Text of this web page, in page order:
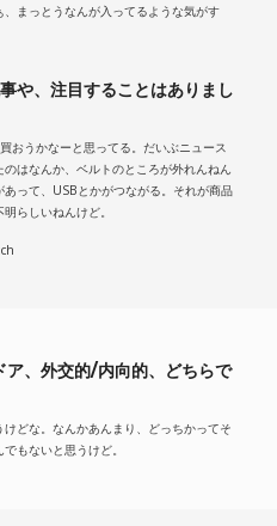
まっとうなんが入ってるような気がす
や、注目することはありまし
うかなーと思ってる。だいぶニュース
はなんか、ベルトのところが外れんねん
って、USBとかがつながる。それが商品
らしいねんけど。
ア、外交的/内向的、どちらで
どな。なんかあんまり、どっちかってそ
もないと思うけど。